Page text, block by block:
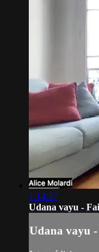
1:14:37
Udana vayu -
Udana vayu